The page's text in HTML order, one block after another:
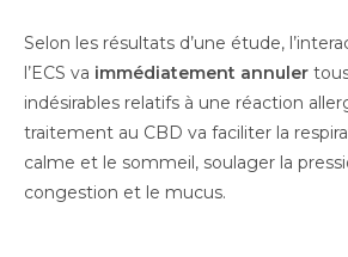
Selon les résultats d’une étude,
l’ECS va immédiatement annuler
indésirables relatifs à une réaction
traitement au CBD va faciliter la
calme et le sommeil, soulager la
congestion et le mucus.